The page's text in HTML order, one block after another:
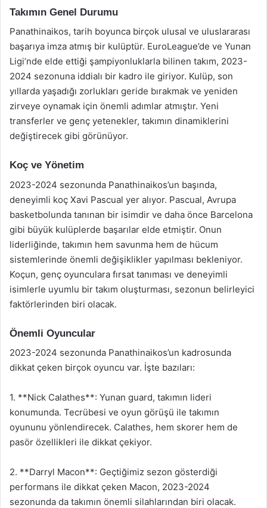
Takımın Genel Durumu
Panathinaikos, tarih boyunca birçok ulusal ve uluslararası
başarıya imza atmış bir kulüptür. EuroLeague’de ve Yunan
Ligi’nde elde ettiği şampiyonluklarla bilinen takım, 2023-
2024 sezonuna iddialı bir kadro ile giriyor. Kulüp, son
yıllarda yaşadığı zorlukları geride bırakmak ve yeniden
zirveye oynamak için önemli adımlar atmıştır. Yeni
transferler ve genç yetenekler, takımın dinamiklerini
değiştirecek gibi görünüyor.
Koç ve Yönetim
2023-2024 sezonunda Panathinaikos’un başında,
deneyimli koç Xavi Pascual yer alıyor. Pascual, Avrupa
basketbolunda tanınan bir isimdir ve daha önce Barcelona
gibi büyük kulüplerde başarılar elde etmiştir. Onun
liderliğinde, takımın hem savunma hem de hücum
sistemlerinde önemli değişiklikler yapılması bekleniyor.
Koçun, genç oyunculara fırsat tanıması ve deneyimli
isimlerle uyumlu bir takım oluşturması, sezonun belirleyici
faktörlerinden biri olacak.
Önemli Oyuncular
2023-2024 sezonunda Panathinaikos’un kadrosunda
dikkat çeken birçok oyuncu var. İşte bazıları:
1. **Nick Calathes**: Yunan guard, takımın lideri
konumunda. Tecrübesi ve oyun görüşü ile takımın
oyununu yönlendirecek. Calathes, hem skorer hem de
pasör özellikleri ile dikkat çekiyor.
2. **Darryl Macon**: Geçtiğimiz sezon gösterdiği
performans ile dikkat çeken Macon, 2023-2024
sezonunda da takımın önemli silahlarından biri olacak.